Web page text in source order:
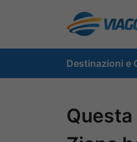
contenuto
Destinazioni e